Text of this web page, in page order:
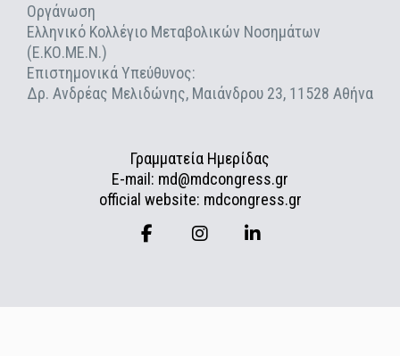
Οργάνωση
Ελληνικό Κολλέγιο Μεταβολικών Νοσημάτων
(Ε.ΚΟ.ΜΕ.Ν.)
Επιστημονικά Υπεύθυνος:
Δρ. Ανδρέας Μελιδώνης, Μαιάνδρου 23, 11528 Αθήνα
Γραμματεία Ημερίδας
E-mail: md@mdcongress.gr
official website: mdcongress.gr